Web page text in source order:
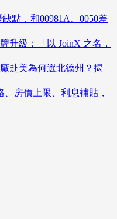
點，和00981A、0050差
升級：「以 JoinX 之名，
赴美為何選北德州？揭
房價上限、利息補貼，